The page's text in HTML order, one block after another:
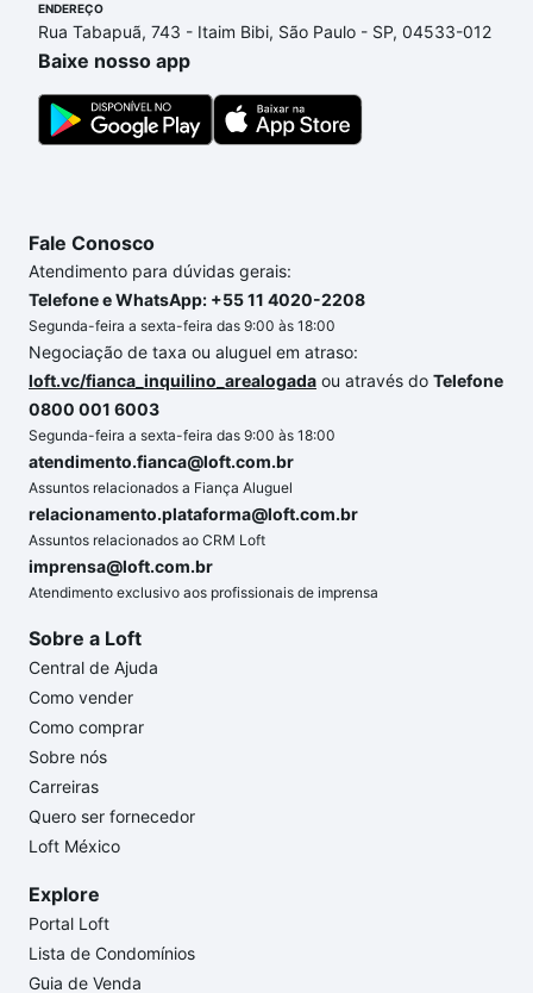
Se ainda tem alguma dúvida dos custos envolvidos
no processo de compra, veja em nosso portal
quanto custa comprar um apartamento
a gente para comprar o imóvel dos seus sonhos
com segurança e conforto. Loft, com você até as
ENDEREÇO
Rua Tabapuã, 743 - Itaim Bibi, São Paulo - SP, 04533-012
Baixe nosso app
Fale Conosco
Atendimento para dúvidas gerais:
Telefone e WhatsApp: +55 11 4020-2208
Segunda-feira a sexta-feira das 9:00 às 18:00
Negociação de taxa ou aluguel em atraso:
loft.vc/fianca_inquilino_arealogada ou através do Telefone
0800 001 6003
Segunda-feira a sexta-feira das 9:00 às 18:00
atendimento.fianca@loft.com.br
Assuntos relacionados a Fiança Aluguel
relacionamento.plataforma@loft.com.br
Assuntos relacionados ao CRM Loft
imprensa@loft.com.br
Atendimento exclusivo aos profissionais de imprensa
Sobre a Loft
Central de Ajuda
Como vender
Como comprar
Sobre nós
Carreiras
Quero ser fornecedor
Loft México
Explore
Portal Loft
Lista de Condomínios
Guia de Venda